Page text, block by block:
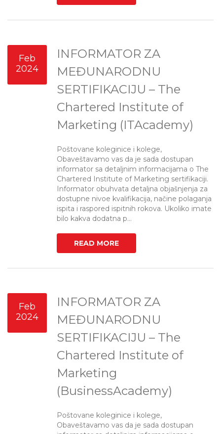
Feb
2024
INFORMATOR ZA
MEĐUNARODNU
SERTIFIKACIJU – The
Chartered Institute of
Marketing (ITAcademy)
Poštovane koleginice i kolege,
Obaveštavamo vas da je sada dostupan
informator sa detaljnim informacijama o The
Chartered Institute of Marketing sertifikaciji.
Informator obuhvata detaljna objašnjenja za
dostupne nivoe kvalifikacija, načine polaganja
ispita i raspored ispitnih rokova. Ukoliko imate
bilo kakva dodatna p...
READ MORE
Feb
2024
INFORMATOR ZA
MEĐUNARODNU
SERTIFIKACIJU – The
Chartered Institute of
Marketing
(BusinessAcademy)
Poštovane koleginice i kolege,
Obaveštavamo vas da je sada dostupan